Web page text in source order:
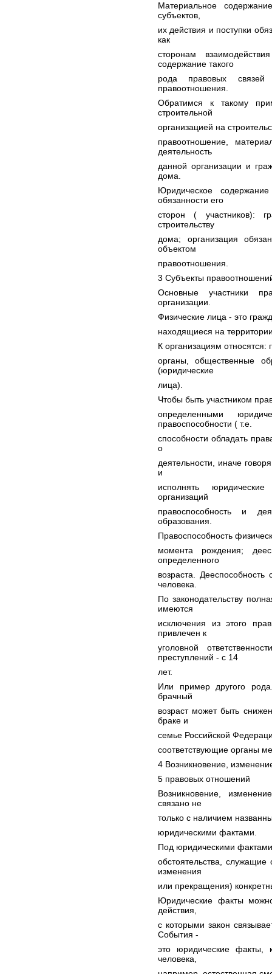
Материальное
субъектов,
их действия и поступки
как
сторонам
содержание такого
рода правовых
правоотношения.
Обратимся к такому
строительной
организацией на
правоотношение,
деятельность
данной организации и
дома.
Юридическое
обязанности его
сторон ( участников):
строительству
дома; организация
объектом
правоотношения.
3 Субъекты
Основные участники
организации.
Физические лица - это
находящиеся на
К организациям относятся:
органы, общественные
(юридические
лица).
Чтобы быть участником
определенными
правоспособности ( т.е.
способности обладать
о
деятельности, иначе
и
исполнять
организаций
правоспособность и
образования.
Правоспособность
момента рождения;
определенного
возраста.
человека.
По законодательству
имеются
исключения из этого
привлечен к
уголовной
преступлений - с 14
лет.
Или пример другого
брачный
возраст может быть
браке и
семье Российской
соответствующие органы
4 Возникновение,
5 правовых отношений
Возникновение,
связано не
только с наличием
юридическими фактами.
Под юридическими
обстоятельства,
изменения
или прекращения)
Юридические факты
действия,
с которыми закон
События -
это юридические факты,
человека,